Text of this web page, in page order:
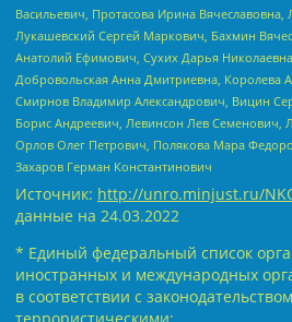
Васильевич, Протасова Ирина
Лукашевский Сергей Маркович, Бахмин
Анатолий Ефимович, Сухих Дарья
Добровольская Анна Дмитриевна, Королева
Смирнов Владимир Александрович, Вицин
Борис Андреевич, Левинсон Лев Семенович,
Орлов Олег Петрович, Полякова Мара
Захаров Герман Константинович
Источник: http://unro.minjust.ru/
данные на 24.03.2022
* Единый федеральный список
иностранных и международных
в соответствии с
террористическими: